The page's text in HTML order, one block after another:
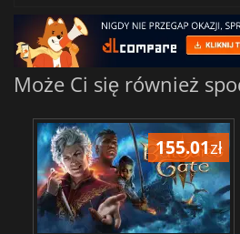
Może Ci się również
155.01zł